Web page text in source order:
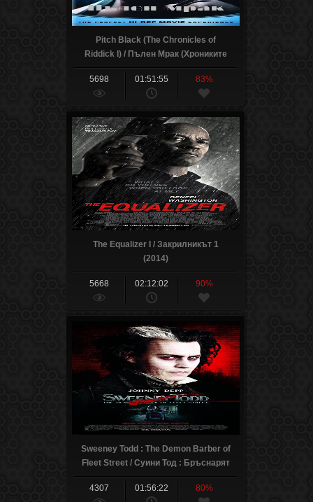
Pitch Black (The Chronicles of
Riddick I) / Пълен Мрак (Хрониките
на Ридик 1) (2000)
5698
01:51:55 83%
The Equalizer I / Закрилникът 1
(2014)
5668 02:12:02 90%
Sweeney Todd : The Demon Barber of
Fleet Street / Суини Тод : Бръснарят
Демон от Флийт Стрийт (2007)
4307
01:56:22 80%